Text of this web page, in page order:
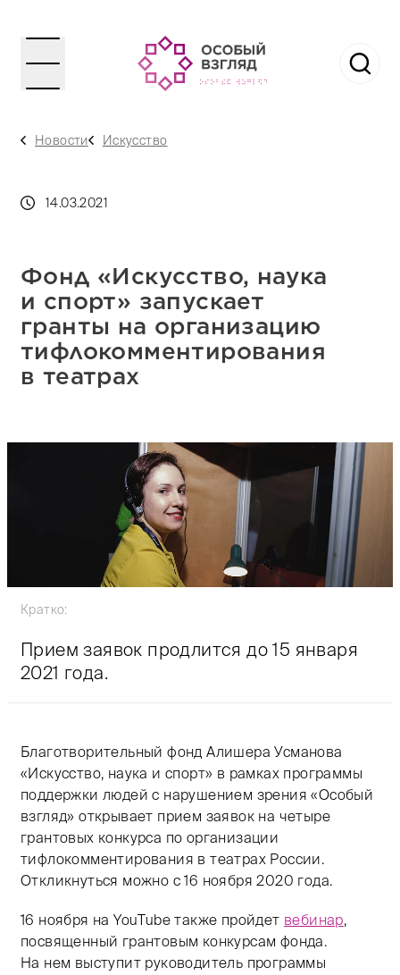
Новости Искусство
14.03.2021
Фонд «Искусство, наука
и спорт» запускает
гранты на организацию
тифлокомментирования
в театрах
Кратко:
Прием заявок продлится до 15 января
2021 года.
Благотворительный фонд Алишера Усманова
«Искусство, наука и спорт» в рамках программы
поддержки людей с нарушением зрения «Особый
взгляд» открывает прием заявок на четыре
грантовых конкурса по организации
тифлокомментирования в театрах России.
Откликнуться можно с 16 ноября 2020 года.
16 ноября на YouTube также пройдет вебинар,
посвященный грантовым конкурсам фонда.
На нем выступит руководитель программы